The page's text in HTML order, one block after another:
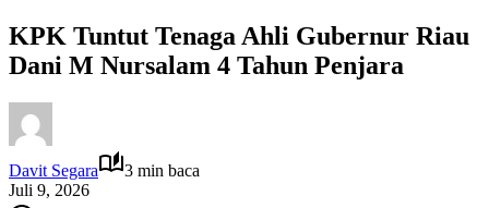
KPK Tuntut Tenaga Ahli Gubernur Riau
Dani M Nursalam 4 Tahun Penjara
Davit Segara
3 min baca
Juli 9, 2026